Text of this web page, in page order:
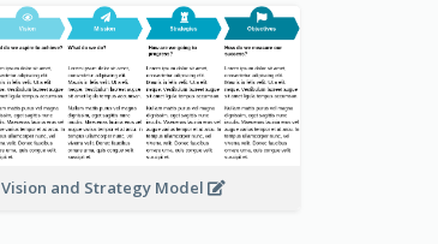
Vision and Strategy Model